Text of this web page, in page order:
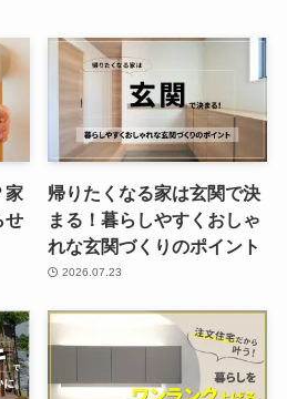
家
せ
帰りたくなる家は玄関で決
まる！暮らしやすくおしゃ
れな玄関づくりのポイント
2026.07.23